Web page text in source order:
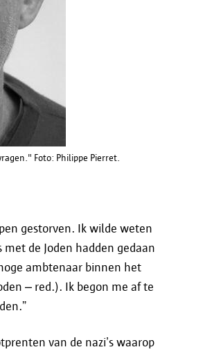
Foto: Philippe Pierret.
gestorven. Ik wilde weten
de Joden hadden gedaan
ambtenaar binnen het
– red.). Ik begon me af te
van de nazi’s waarop